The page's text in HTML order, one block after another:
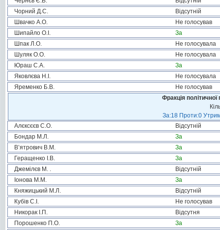
Чорний Д.С.
Відсутній
Швачко А.О.
Не голосував
Шипайло О.І.
За
Шпак Л.О.
Не голосувала
Шуляк О.О.
Не голосувала
Юраш С.А.
За
Яковлєва Н.І.
Не голосувала
Яременко Б.В.
Не голосував
Фракція
За:18 Проти:0
Алєксєєв С.О.
Відсутній
Бондар М.Л.
За
В’ятрович В.М.
За
Геращенко І.В.
За
Джемілєв М. .
Відсутній
Іонова М.М.
За
Княжицький М.Л.
Відсутній
Кубів С.І.
Не голосував
Никорак І.П.
Відсутня
Порошенко П.О.
За